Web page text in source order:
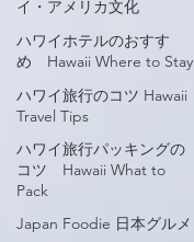
イ・アメリカ文化
ハワイホテルのおすす
め Hawaii Where to Stay
ハワイ旅行のコツ Hawaii
Travel Tips
ハワイ旅行パッキングの
コツ Hawaii What to
Pack
Japan Foodie 日本グルメ